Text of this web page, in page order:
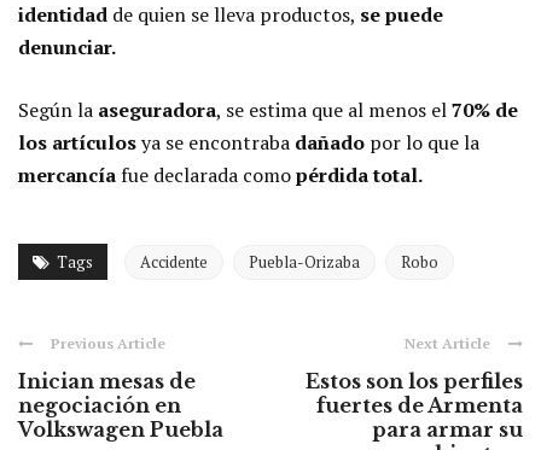
identidad de quien se lleva productos, se puede
denunciar.
Según la aseguradora, se estima que al menos el70% de
los artículosya se encontraba dañado por lo que la
mercancía fue declarada comopérdida total.
Tags Accidente Puebla-Orizaba Robo
Previous Article
Inician mesas de
negociación en
Volkswagen Puebla
Next Article
Estos son los perfiles
fuertes de Armenta
para armar su